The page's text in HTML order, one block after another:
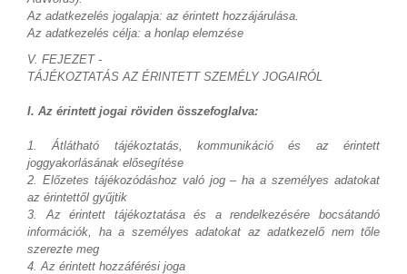
Az adatkezelés jogalapja: az érintett hozzájárulása.
Az adatkezelés célja: a honlap elemzése
V. FEJEZET -
TÁJÉKOZTATÁS AZ ÉRINTETT SZEMÉLY JOGAIRÓL
I. Az érintett jogai röviden összefoglalva:
1. Átlátható tájékoztatás, kommunikáció és az érintett
joggyakorlásának elősegítése
2. Előzetes tájékozódáshoz való jog – ha a személyes adatokat
az érintettől gyűjtik
3. Az érintett tájékoztatása és a rendelkezésére bocsátandó
információk, ha a személyes adatokat az adatkezelő nem tőle
szerezte meg
4. Az érintett hozzáférési joga